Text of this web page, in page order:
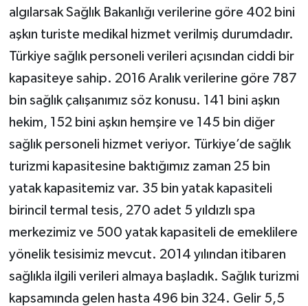
algılarsak Sağlık Bakanlığı verilerine göre 402 bini
aşkın turiste medikal hizmet verilmiş durumdadır.
Türkiye sağlık personeli verileri açısından ciddi bir
kapasiteye sahip. 2016 Aralık verilerine göre 787
bin sağlık çalışanımız söz konusu. 141 bini aşkın
hekim, 152 bini aşkın hemşire ve 145 bin diğer
sağlık personeli hizmet veriyor. Türkiye’de sağlık
turizmi kapasitesine baktığımız zaman 25 bin
yatak kapasitemiz var. 35 bin yatak kapasiteli
birincil termal tesis, 270 adet 5 yıldızlı spa
merkezimiz ve 500 yatak kapasiteli de emeklilere
yönelik tesisimiz mevcut. 2014 yılından itibaren
sağlıkla ilgili verileri almaya başladık. Sağlık turizmi
kapsamında gelen hasta 496 bin 324. Gelir 5,5